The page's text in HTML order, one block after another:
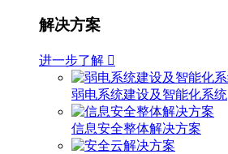
解决方案
进一步了解 
弱电系统建设及智能化系统
信息安全整体解决方案